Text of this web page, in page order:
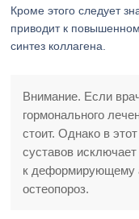
Кроме этого следует
приводит к
синтез коллагена.
Внимание. Если
гормонального
стоит. Однако в
суставов
к деформирующему
остеопороз.